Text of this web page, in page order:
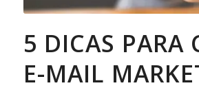
5 DICAS PARA
E-MAIL